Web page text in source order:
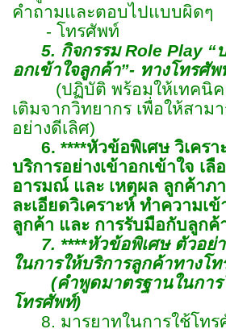
คำถามและตอบไปแบบผิดๆ
- โทรศัพท์
5. กิจกรรมRole Play “
อกเข้าใจลูกค้า”- ทางโทรศัพ
(ปฏิบัติ พร้อมให้เทคนิค /
เติมจากวิทยากร เพื่อให้สาม
อย่างดีเลิศ)
6. ****หัวข้อพิเศษ วิเคร
บริการอย่างเข้าอกเข้าใจ เลื
อารมณ์ และ เหตุผล ลูกค้าภ
ละเอียดวิเคราะห์ ทำความเข้
ลูกค้า และ การรับมือกับลูกค้
7. ****หัวข้อพิเศษ ตัวอย่
ในการให้บริการลูกค้าทางโ
(คำพูดมาตรฐานในการใ
โทรศัพท์)
8. มารยาทในการใช้โทร